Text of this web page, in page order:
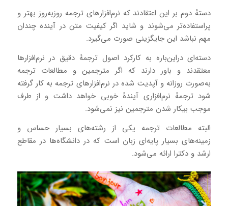
دستهٔ دوم بر این اعتقادند که نرم‌افزارهای ترجمه روزبه‌روز بهتر و
پراستفاده‌تر می‌شوند و شاید اگر کیفیت متن در آینده چندان
مهم نباشد این جایگزینی صورت می‌گیرد.
دسته‌ای دراین‌باره به کارکرد اصول ترجمهٔ دقیق در نرم‌افزارها
معتقدند و باور دارند که اگر مترجمین و مطالعات ترجمه
به‌صورت روزانه و آپدیت شده در نرم‌افزارهای ترجمه به کار گرفته
شود ترجمهٔ نرم‌افزاری آیندهٔ خوبی خواهد داشت و از طرف
موجب بیکار شدن مترجمین نیز نمی‌شود.
البته مطالعات ترجمه یکی از رشته‌های بسیار حساس و
زمینه‌های بسیار پایه‌ای زبان است که در دانشگاه‌ها در مقاطع
ارشد و دکترا ارائه می‌شود.